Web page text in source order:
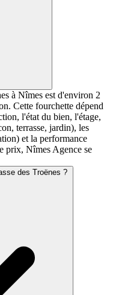
à Nîmes est d'environ 2
Cette fourchette dépend
l'état du bien, l'étage,
terrasse, jardin), les
et la performance
prix, Nîmes Agence se
des Troënes ?